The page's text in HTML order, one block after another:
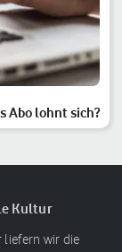
Abo lohnt sich?
Kultur
liefern wir die